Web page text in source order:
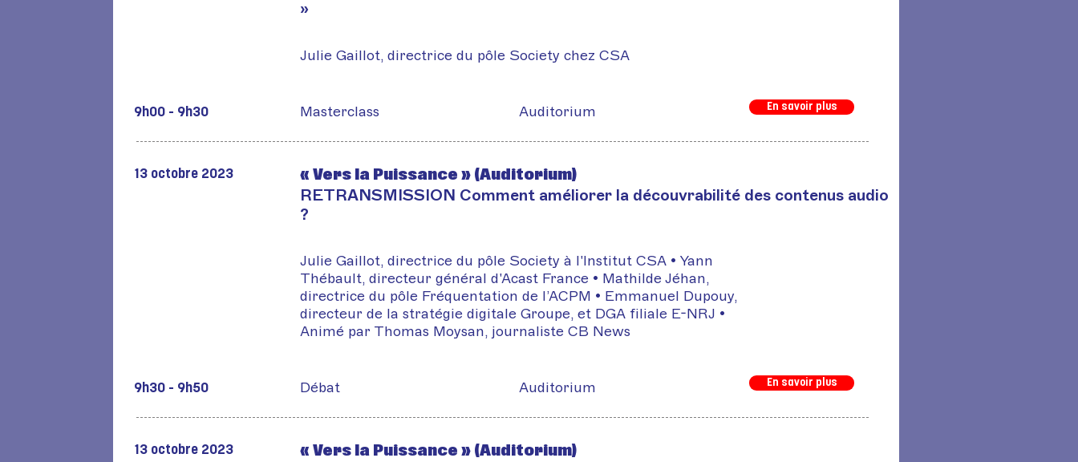
»
Julie Gaillot, directrice du pôle Society chez CSA
9h00 - 9h30 Masterclass Auditorium En savoir plus
13 octobre 2023 « Vers la Puissance » (Auditorium)
RETRANSMISSION Comment améliorer la découvrabilité des contenus audio
?
Julie Gaillot, directrice du pôle Society à l'Institut CSA • Yann
Thébault, directeur général d'Acast France • Mathilde Jéhan,
directrice du pôle Fréquentation de l’ACPM • Emmanuel Dupouy,
directeur de la stratégie digitale Groupe, et DGA filiale E-NRJ •
Animé par Thomas Moysan, journaliste CB News
9h30 - 9h50 Débat Auditorium En savoir plus
13 octobre 2023 « Vers la Puissance » (Auditorium)